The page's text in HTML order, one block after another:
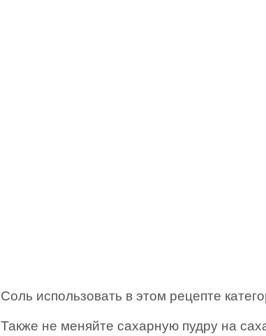
Соль использовать в этом рецепте
Также не меняйте сахарную пудру на